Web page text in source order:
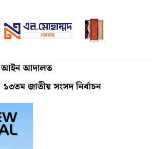
আইন আদালত
১৩তম জাতীয় সংসদ নির্বাচন